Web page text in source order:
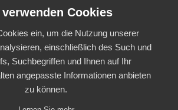
Cookies
ein, um die Nutzung unserer
einschließlich des Such und
Suchbegriffen und Ihnen auf Ihr
angepasste Informationen anbieten
zu können.